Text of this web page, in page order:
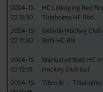
2024-12-
22 11:30
HC Lidköping Red
Tidaholms HF Röd
2024-12-
22 11:30
Skövde Hockey
BoIS HC Blå
2024-12-
22 12:15
Mariestad BoIS HC
Hockey Club Gul
2024-12-
Tibro IK - Tidaholms